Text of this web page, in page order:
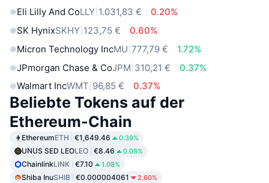
Eli Lilly And CoLLY 1.031,83 €
0.20%
SK HynixSKHY 123,75 €
0.60%
Micron Technology IncMU 777,79 €
1.72%
JPmorgan Chase & CoJPM 310,21 €
0.37%
Walmart IncWMT 96,85 € 0.37%
Beliebte Tokens auf der
Ethereum-Chain
EthereumETH €1,649.46 0.39%
UNUS SED LEOLEO €8.46 0.08%
ChainlinkLINK €7.10 1.08%
Shiba InuSHIB €0.000004061 2.60%